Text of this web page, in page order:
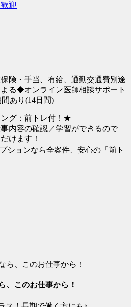
迎
保険・手当、有給、通勤交通費別途
る◆オンライン医師相談サポート
あり(14日間)
グ：前トレ付！★
内容の確認／学習ができるので
けます！
ションなら全案件、安心の「前ト
、このお仕事から！